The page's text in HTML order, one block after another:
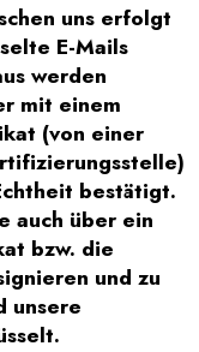
uns erfolgt
E-Mails
werden
mit einem
(von einer
bestätigt.
auch über ein
bzw. die
und zu
unsere